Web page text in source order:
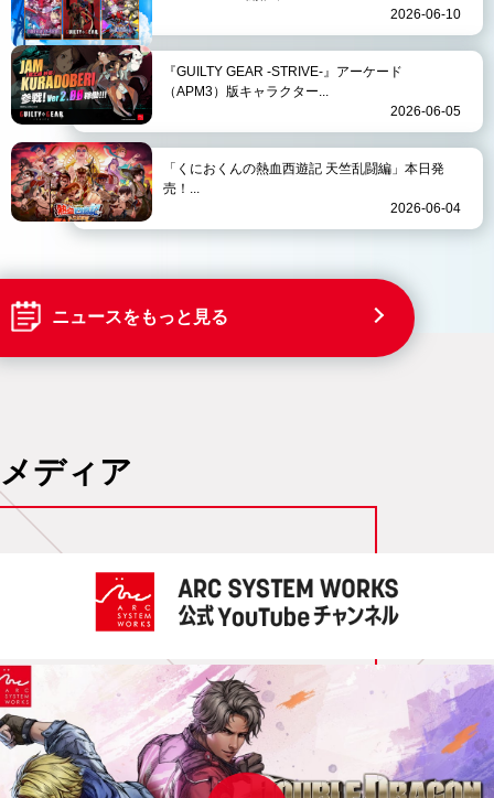
2026-06-10
『GUILTY GEAR -STRIVE-』アーケード
（APM3）版キャラクター...
2026-06-05
「くにおくんの熱血西遊記 天竺乱闘編」本日発
売！...
2026-06-04
ニュースをもっと見る
メディア